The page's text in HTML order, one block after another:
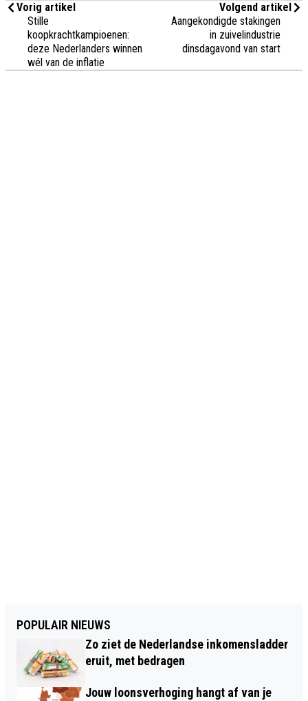
Vorig artikel
Stille
koopkrachtkampioenen:
deze Nederlanders winnen
wél van de inflatie
Volgend artikel
Aangekondigde stakingen
in zuivelindustrie
dinsdagavond van start
POPULAIR NIEUWS
Zo ziet de Nederlandse inkomensladder
eruit, met bedragen
Jouw loonsverhoging hangt af van je